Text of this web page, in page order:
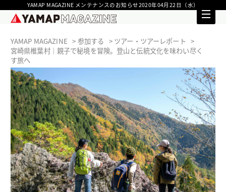
YAMAP MAGAZINE メンテナンスのお知らせ2020年04月22日（水）
YAMAP MAGAZINE 参加する
ツアー・ツアーレポート
宮崎県椎葉村｜親子で秘境を冒険。登山と伝統文化を味わい尽く
す旅へ